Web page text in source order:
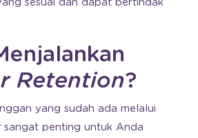
sesuai dan dapat bertindak
Retention?
yang sudah ada melalui
sangat penting untuk Anda